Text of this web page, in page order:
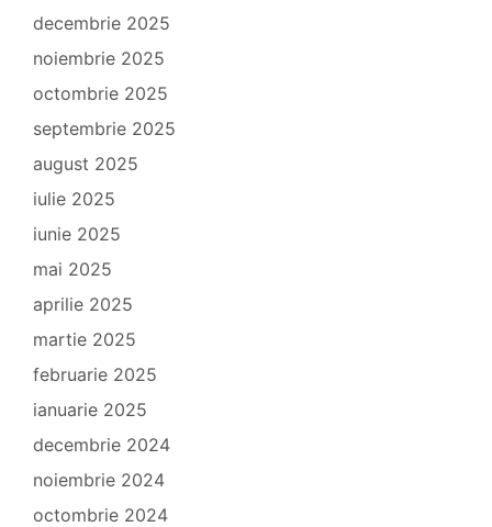
decembrie 2025
noiembrie 2025
octombrie 2025
septembrie 2025
august 2025
iulie 2025
iunie 2025
mai 2025
aprilie 2025
martie 2025
februarie 2025
ianuarie 2025
decembrie 2024
noiembrie 2024
octombrie 2024